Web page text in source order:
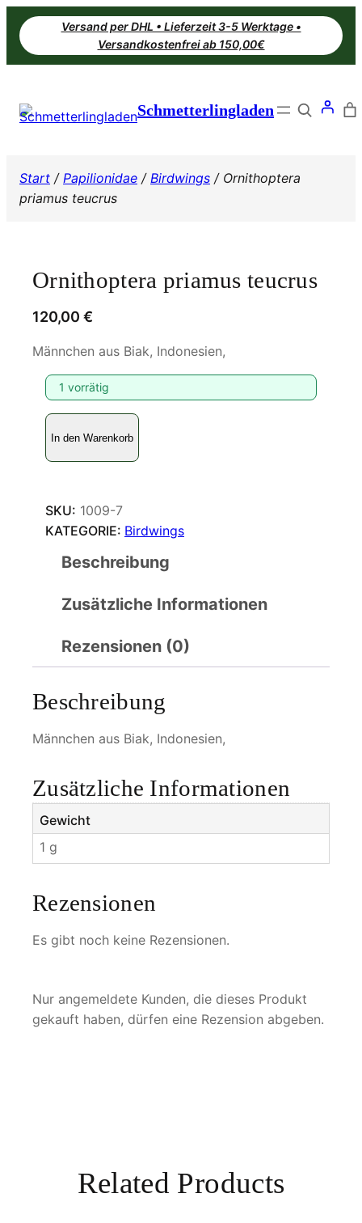
Zum
Inhalt
springen
Versand per DHL • Lieferzeit 3-5 Werktage •
Versandkostenfrei ab 150,00€
Schmetterlingladen Search
Start / Papilionidae / Birdwings / Ornithoptera
priamus teucrus
Ornithoptera priamus teucrus
120,00 €
Männchen aus Biak, Indonesien,
1 vorrätig
O
n
t
h
p
i
m
s
t
e
u
c
u
M
g
e
In den Warenkorb
SKU: 1009-7
KATEGORIE: Birdwings
Beschreibung
Zusätzliche Informationen
Rezensionen (0)
Beschreibung
Männchen aus Biak, Indonesien,
Zusätzliche Informationen
Gewicht
1 g
Rezensionen
Es gibt noch keine Rezensionen.
Nur angemeldete Kunden, die dieses Produkt
gekauft haben, dürfen eine Rezension abgeben.
Related Products